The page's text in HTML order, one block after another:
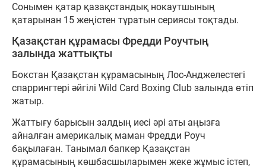
Сонымен қатар қазақстандық нокаутшының
қатарынан 15 жеңістен тұратын сериясы тоқтады.
Қазақстан құрамасы Фредди Роучтың
залында жаттықты
Бокстан Қазақстан құрамасының Лос-Анджелестегі
спаррингтері әйгілі Wild Card Boxing Club залында өтіп
жатыр.
Жаттығу барысын залдың иесі әрі аты аңызға
айналған америкалық маман Фредди Роуч
бақылаған. Танымал бапкер Қазақстан
құрамасының көшбасшыларымен жеке жұмыс істеп,